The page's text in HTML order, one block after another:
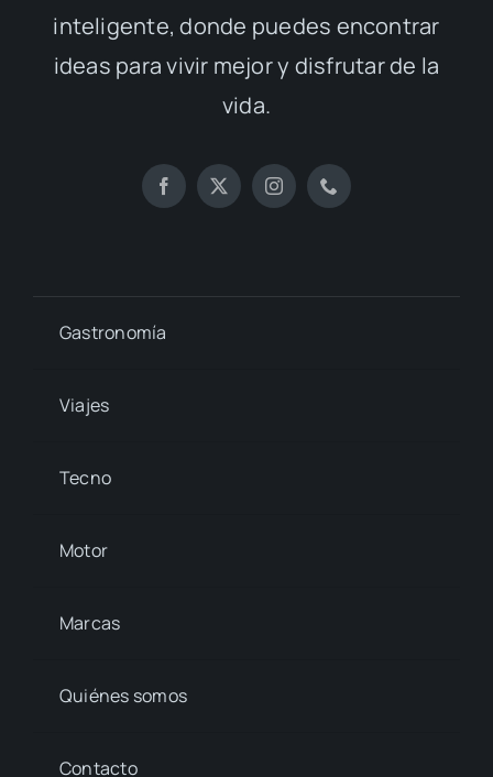
inteligente, donde puedes encontrar
ideas para vivir mejor y disfrutar de la
vida.
Gastronomía
Viajes
Tecno
Motor
Marcas
Quiénes somos
Contacto